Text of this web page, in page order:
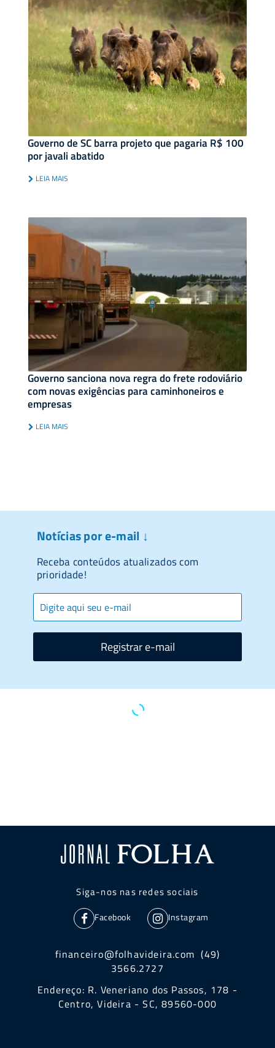
Governo de SC barra projeto que pagaria R$ 100
por javali abatido
LEIA MAIS
Governo sanciona nova regra do frete rodoviário
com novas exigências para caminhoneiros e
empresas
LEIA MAIS
Notícias por e-mail ↓
Receba conteúdos atualizados com
prioridade!
Registrar e-mail
Siga-nos nas redes sociais
Facebook Instagram
financeiro@folhavideira.com (49)
3566.2727
Endereço: R. Veneriano dos Passos, 178 -
Centro, Videira - SC, 89560-000